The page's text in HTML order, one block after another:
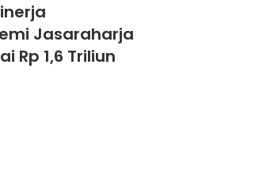
Jasaraharja
Rp 1,6 Triliun